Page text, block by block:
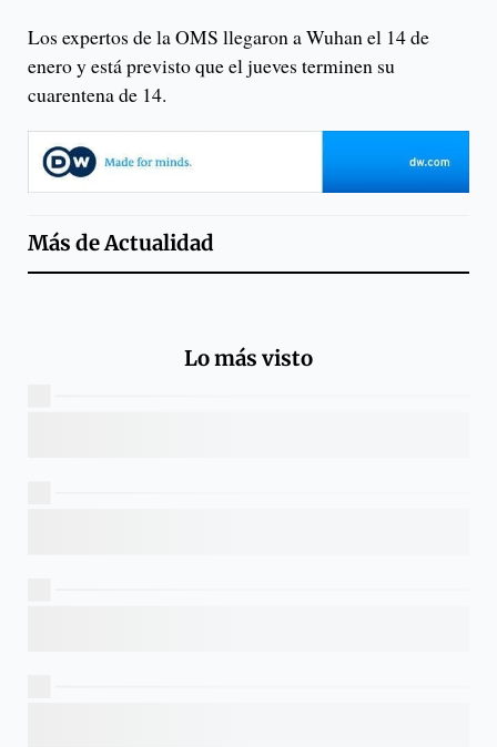
Los expertos de la OMS llegaron a Wuhan el 14 de
enero y está previsto que el jueves terminen su
cuarentena de 14.
Más deActualidad
Lo más visto